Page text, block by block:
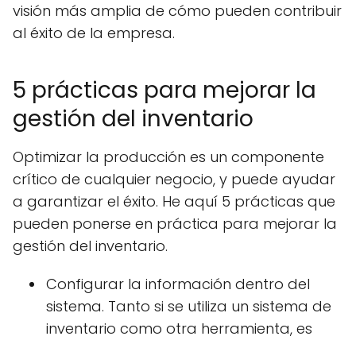
visión más amplia de cómo pueden contribuir
al éxito de la empresa.
5 prácticas para mejorar la
gestión del inventario
Optimizar la producción es un componente
crítico de cualquier negocio, y puede ayudar
a garantizar el éxito. He aquí 5 prácticas que
pueden ponerse en práctica para mejorar la
gestión del inventario.
Configurar la información dentro del
sistema. Tanto si se utiliza un sistema de
inventario como otra herramienta, es